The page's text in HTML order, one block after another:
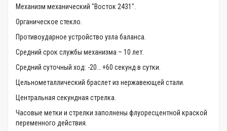
Механизм механический "Восток 2431".
Органическое стекло.
Противоударное устройство узла баланса.
Средний срок службы механизма – 10 лет.
Средний суточный ход: -20… +60 секунд в сутки.
Цельнометаллический браслет из нержавеющей стали.
Центральная секундная стрелка.
Часовые метки и стрелки заполнены флуоресцентной краской
переменного действия.